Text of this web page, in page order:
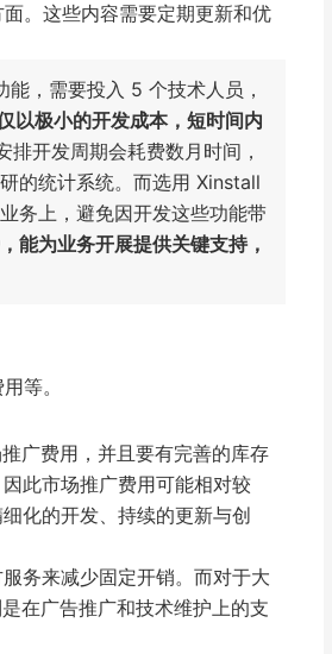
。这些内容需要定期更新和优
，需要投入 5 个技术人员，
以极小的开发成本，短时间内
开发周期会耗费数月时间，
的统计系统。而选用 Xinstall
务上，避免因开发这些功能带
能为业务开展提供关键支持，
等。
广费用，并且要有完善的库存
此市场推广费用可能相对较
化的开发、持续的更新与创
务来减少固定开销。而对于大
在广告推广和技术维护上的支